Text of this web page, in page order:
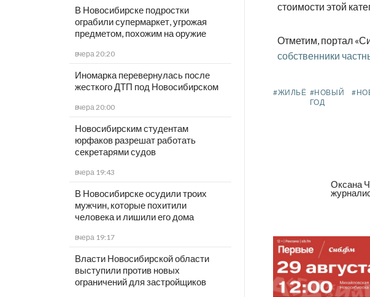
В Новосибирске подростки
ограбили супермаркет, угрожая
предметом, похожим на оружие
вчера 20:20
Иномарка перевернулась после
жесткого ДТП под Новосибирском
вчера 20:00
Новосибирским студентам
юрфаков разрешат работать
секретарями судов
вчера 19:43
В Новосибирске осудили троих
мужчин, которые похитили
человека и лишили его дома
вчера 19:17
Власти Новосибирской области
выступили против новых
ограничений для застройщиков
стоимости этой
Отметим, портал
собственники
#ЖИЛЬЁ #НОВЫЙ
ГОД
Оксана